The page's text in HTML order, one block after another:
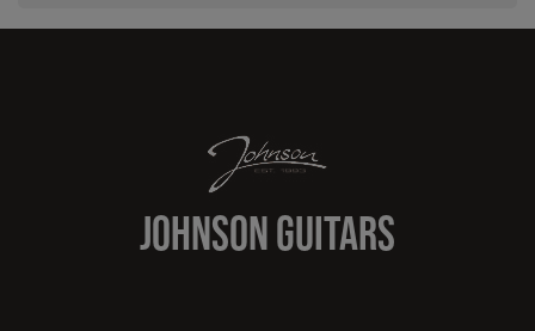
JOHNSON GUITARS